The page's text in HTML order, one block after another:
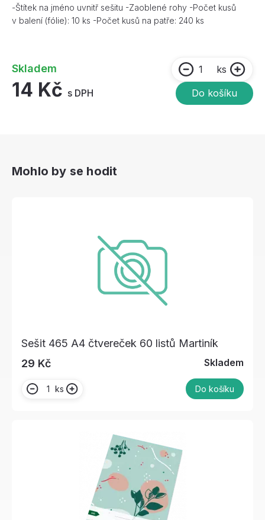
-Štítek na jméno uvnitř sešitu -Zaoblené rohy -Počet kusů
v balení (fólie): 10 ks -Počet kusů na patře: 240 ks
Skladem
14 Kč s DPH
ks
Do košíku
Mohlo by se hodit
Sešit 465 A4 čtvereček 60 listů Martiník
29 Kč
Skladem
ks Do košíku